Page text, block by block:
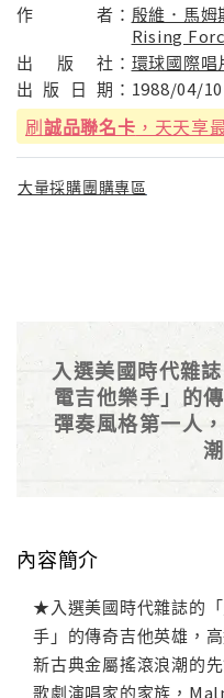
作 者： 殷維．馬
Rising
出
版 社： 環球國際唱
出 版 日 期： 1988/04/10
刷誠品聯名卡 ，天天享
大量採購團購專區
入選美國時代雜
電吉他樂手」的
彈奏風格第一人
內容簡介
★入選美國時代雜誌的
手」的傳奇吉他英雄，
新古典金屬搖滾浪潮的
歌劇演唱家的家族，